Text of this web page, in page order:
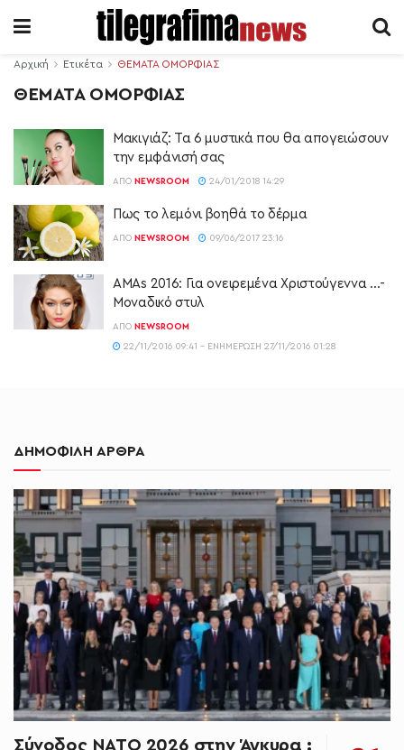
Αρχική Ετικέτα ΘΕΜΑΤΑ ΟΜΟΡΦΙΑΣ
ΘΕΜΑΤΑ ΟΜΟΡΦΙΑΣ
Μακιγιάζ: Τα 6 μυστικά που θα απογειώσουν
την εμφάνισή σας
ΑΠΌ NEWSROOM 24/01/2018 14:29
Πως το λεμόνι βοηθά το δέρμα
ΑΠΌ NEWSROOM 09/06/2017 23:16
AMAs 2016: Για ονειρεμένα Χριστούγεννα …-
Μοναδικό στυλ
ΑΠΌ NEWSROOM
22/11/2016 09:41 - ΕΝΗΜΈΡΩΣΗ 27/11/2016 01:28
ΔΗΜΟΦΙΛΗ ΑΡΘΡΑ
Σύνοδος ΝΑΤΟ 2026 στην Άγκυρα :